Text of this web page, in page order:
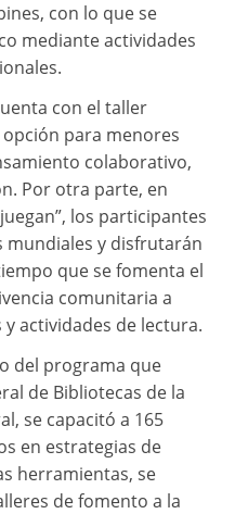
con lo que se
mediante actividades
con el taller
opción para menores
colaborativo,
Por otra parte, en
los participantes
mundiales y disfrutarán
que se fomenta el
comunitaria a
actividades de lectura.
del programa que
de Bibliotecas de la
se capacitó a 165
en estrategias de
herramientas, se
de fomento a la